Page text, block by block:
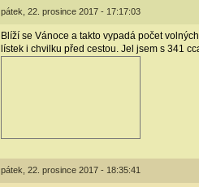
pátek, 22. prosince 2017 - 17:17:03
Blíží se Vánoce a takto vypadá počet
lístek i chvilku před cestou. Jel jsem s 341
pátek, 22. prosince 2017 - 18:35:41